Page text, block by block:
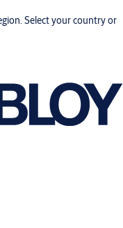
Select your country or